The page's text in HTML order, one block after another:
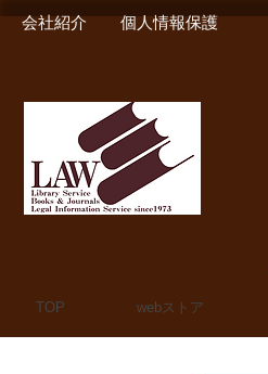
会社紹介 個人情報保護
TOP webストア